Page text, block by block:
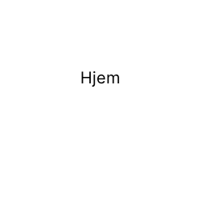
Hjem